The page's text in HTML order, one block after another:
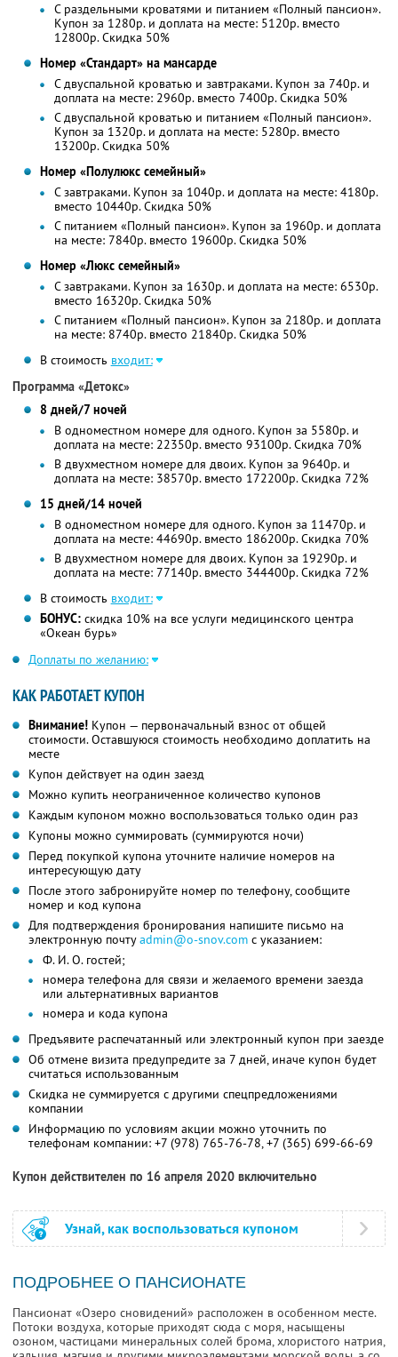
С раздельными кроватями и питанием «Полный пансион».
Купон за 1280р. и доплата на месте: 5120р. вместо
12800р. Скидка 50%
Номер «Стандарт» на мансарде
С двуспальной кроватью и завтраками. Купон за 740р. и
доплата на месте: 2960р. вместо 7400р. Скидка 50%
С двуспальной кроватью и питанием «Полный пансион».
Купон за 1320р. и доплата на месте: 5280р. вместо
13200р. Скидка 50%
Номер «Полулюкс семейный»
С завтраками. Купон за 1040р. и доплата на месте: 4180р.
вместо 10440р. Скидка 50%
С питанием «Полный пансион». Купон за 1960р. и доплата
на месте: 7840р. вместо 19600р. Скидка 50%
Номер «Люкс семейный»
С завтраками. Купон за 1630р. и доплата на месте: 6530р.
вместо 16320р. Скидка 50%
С питанием «Полный пансион». Купон за 2180р. и доплата
на месте: 8740р. вместо 21840р. Скидка 50%
В стоимость входит:
Программа «Детокс»
8 дней/7 ночей
В одноместном номере для одного. Купон за 5580р. и
доплата на месте: 22350р. вместо 93100р. Скидка 70%
В двухместном номере для двоих. Купон за 9640р. и
доплата на месте: 38570р. вместо 172200р. Скидка 72%
15 дней/14 ночей
В одноместном номере для одного. Купон за 11470р. и
доплата на месте: 44690р. вместо 186200р. Скидка 70%
В двухместном номере для двоих. Купон за 19290р. и
доплата на месте: 77140р. вместо 344400р. Скидка 72%
В стоимость входит:
БОНУС:скидка 10% на все услуги медицинского центра
«Океан бурь»
Доплаты по желанию:
КАК РАБОТАЕТ КУПОН
Внимание! Купон — первоначальный взнос от общей
стоимости. Оставшуюся стоимость необходимо доплатить на
месте
Купон действует на один заезд
Можно купить неограниченное количество купонов
Каждым купоном можно воспользоваться только один раз
Купоны можно суммировать (суммируются ночи)
Перед покупкой купона уточните наличие номеров на
интересующую дату
После этого забронируйте номер по телефону, сообщите
номер и код купона
Для подтверждения бронирования напишите письмо на
электронную почтуadmin@o-snov.com с указанием:
Ф. И. О.гостей;
номера телефона для связи и желаемого времени заезда
или альтернативных вариантов
номера и кода купона
Предъявите распечатанный или электронный купон при заезде
Об отмене визита предупредите за 7 дней, иначе купон будет
считаться использованным
Скидка не суммируется с другими спецпредложениями
компании
Информацию по условиям акции можно уточнить по
телефонам компании: +7 (978) 765-76-78,+7 (365) 699-66-69
Купон действителен по 16 апреля 2020 включительно
Узнай, как воспользоваться купоном
ПОДРОБНЕЕ О ПАНСИОНАТЕ
Пансионат «Озеро сновидений» расположен в особенном месте.
Потоки воздуха, которые приходят сюда с моря, насыщены
озоном, частицами минеральных солей брома, хлористого натрия,